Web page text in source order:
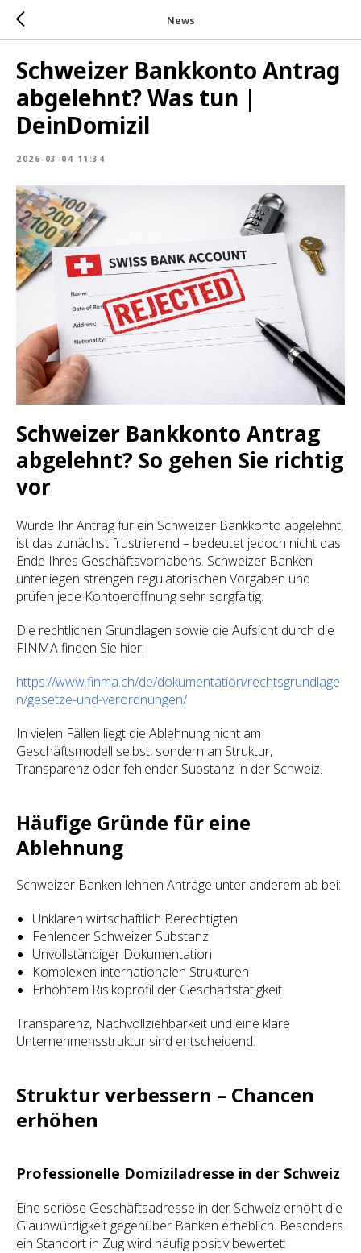
News
Schweizer Bankkonto Antrag
abgelehnt? Was tun |
DeinDomizil
2026-03-04 11:34
Schweizer Bankkonto Antrag
abgelehnt? So gehen Sie richtig
vor
Wurde Ihr Antrag für ein Schweizer Bankkonto abgelehnt,
ist das zunächst frustrierend – bedeutet jedoch nicht das
Ende Ihres Geschäftsvorhabens. Schweizer Banken
unterliegen strengen regulatorischen Vorgaben und
prüfen jede Kontoeröffnung sehr sorgfältig.
Die rechtlichen Grundlagen sowie die Aufsicht durch die
FINMA finden Sie hier:
https://www.finma.ch/de/dokumentation/rechtsgrundlage
n/gesetze-und-verordnungen/
In vielen Fällen liegt die Ablehnung nicht am
Geschäftsmodell selbst, sondern an Struktur,
Transparenz oder fehlender Substanz in der Schweiz.
Häufige Gründe für eine
Ablehnung
Schweizer Banken lehnen Anträge unter anderem ab bei:
Unklaren wirtschaftlich Berechtigten
Fehlender Schweizer Substanz
Unvollständiger Dokumentation
Komplexen internationalen Strukturen
Erhöhtem Risikoprofil der Geschäftstätigkeit
Transparenz, Nachvollziehbarkeit und eine klare
Unternehmensstruktur sind entscheidend.
Struktur verbessern – Chancen
erhöhen
Professionelle Domiziladresse in der Schweiz
Eine seriöse Geschäftsadresse in der Schweiz erhöht die
Glaubwürdigkeit gegenüber Banken erheblich. Besonders
ein Standort in Zug wird häufig positiv bewertet: